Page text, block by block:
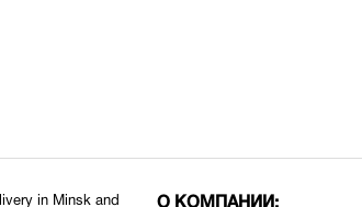
in Minsk and О КОМПАНИИ: